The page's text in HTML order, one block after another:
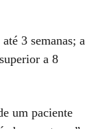
3 semanas; a
a 8
um paciente